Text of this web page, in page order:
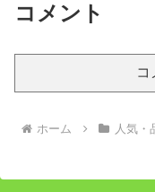
コメント
コ
ホーム 人気・